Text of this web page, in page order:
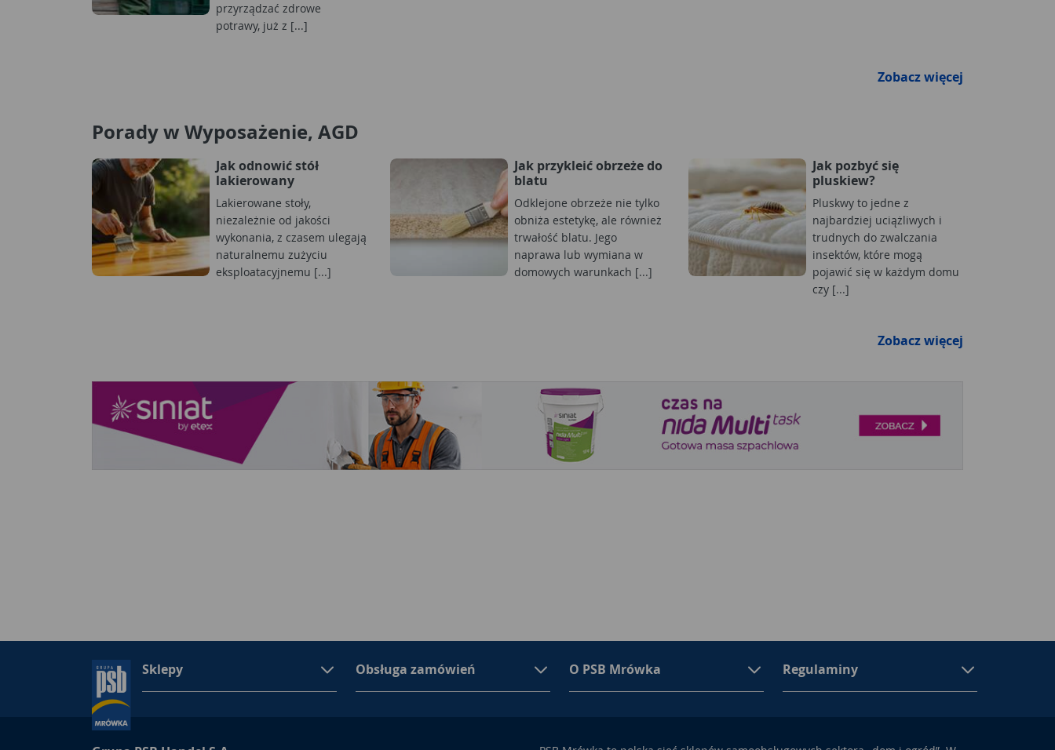
przyrządzać zdrowe
potrawy, już z [...]
Zobacz więcej
Porady w Wyposażenie, AGD
Jak odnowić stół
lakierowany
Lakierowane stoły,
niezależnie od jakości
wykonania, z czasem ulegają
naturalnemu zużyciu
eksploatacyjnemu [...]
Jak przykleić obrzeże do
blatu
Odklejone obrzeże nie tylko
obniża estetykę, ale również
trwałość blatu. Jego
naprawa lub wymiana w
domowych warunkach [...]
Jak pozbyć się
pluskiew?
Pluskwy to jedne z
najbardziej uciążliwych i
trudnych do zwalczania
insektów, które mogą
pojawić się w każdym domu
czy [...]
Zobacz więcej
Sklepy Obsługa zamówień O PSB Mrówka Regulaminy